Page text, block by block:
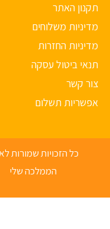
האתר
משלוחים
החזרות
ביטול עסקה
קשר
תשלום
כל הזכויות שמורות לאתר
הממלכה שלי